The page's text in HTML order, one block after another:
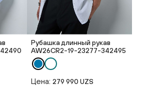
Рубашка длинный рукав
AW26CR2-19-23277-342495
Цена: 279 990 UZS